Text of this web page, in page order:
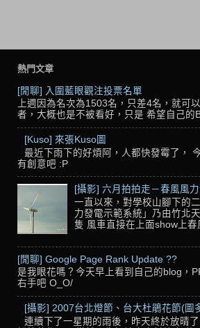
熱門文章
[閒聊] 入圍藍眼觀注投票名單
上週因為名次為1503名，只差4名，就可
者，大概也是不被看好，只是 希望自己
[Kuso] 來張Kuso圖
最近下雨下的好煩阿，人都快發霉了，
有創意吧 :P
[攝影] 六月拍拍走－春風風
一直以來，對學校山腳下的
力發電示範系統」乃由竹北
隻 風車直接在上面show上春
[閒聊] Google Page Rank Update ??
是我眼花嗎？今天早上看到自己的blog，
右手吧 O_O/
[攝影] 2007台北燈節、台大杜鵑花節(圖
連續下了一星期的雨後，昨天終於放晴